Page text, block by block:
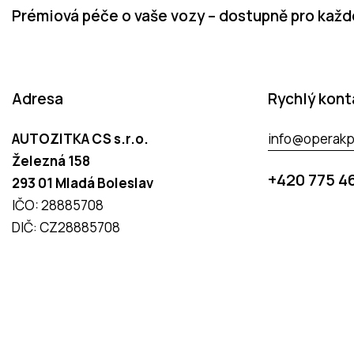
Prémiová péče o vaše vozy – dostupně pro
Adresa
AUTOZITKA CS s.r.o.
Železná 158
293 01 Mladá Boleslav
IČO: 28885708
DIČ: CZ28885708
Rychlý
+420 775